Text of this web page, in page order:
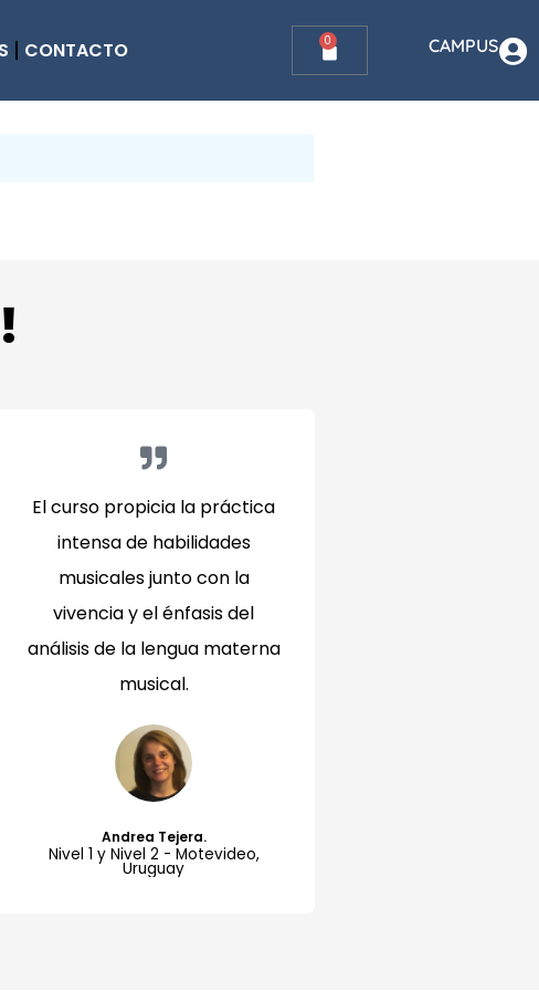
CONTACTO 0 CAMPUS
El curso propicia la práctica
intensa de habilidades
musicales junto con la
vivencia y el énfasis del
análisis de la lengua materna
musical.
Andrea Tejera.
Nivel 1 y Nivel 2 - Motevideo,
Uruguay